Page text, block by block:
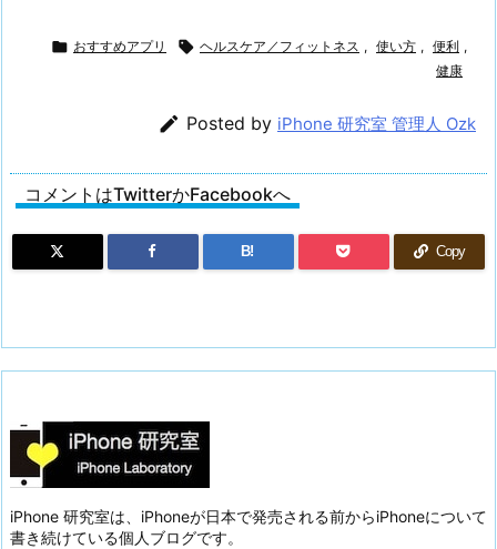
 おすすめアプリ  ヘルスケア／フィットネス , 使い方 , 便利 ,
健康
 Posted by iPhone 研究室 管理人 Ozk
コメントはTwitterかFacebookへ
B! Copy
iPhone 研究室は、iPhoneが日本で発売される前からiPhoneについて
書き続けている個人ブログです。